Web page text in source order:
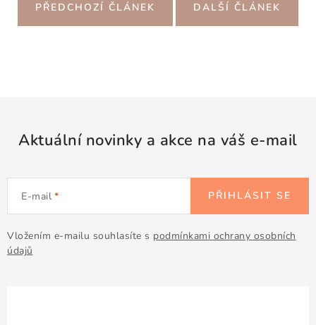
PŘEDCHOZÍ ČLÁNEK DALŠÍ ČLÁNEK
Aktuální novinky a akce na váš e-mail
E-mail
Vložením e-mailu souhlasíte s podmínkami ochrany osobních
údajů
PŘIHLÁSIT SE